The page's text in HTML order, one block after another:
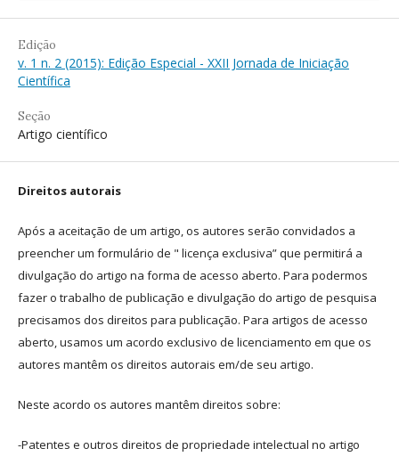
Edição
v. 1 n. 2 (2015): Edição Especial - XXII Jornada de Iniciação
Científica
Seção
Artigo científico
Direitos autorais
Após a aceitação de um artigo, os autores serão convidados a
preencher um formulário de " licença exclusiva” que permitirá a
divulgação do artigo na forma de acesso aberto. Para podermos
fazer o trabalho de publicação e divulgação do artigo de pesquisa
precisamos dos direitos para publicação. Para artigos de acesso
aberto, usamos um acordo exclusivo de licenciamento em que os
autores mantêm os direitos autorais em/de seu artigo.
Neste acordo os autores mantêm direitos sobre:
-Patentes e outros direitos de propriedade intelectual no artigo